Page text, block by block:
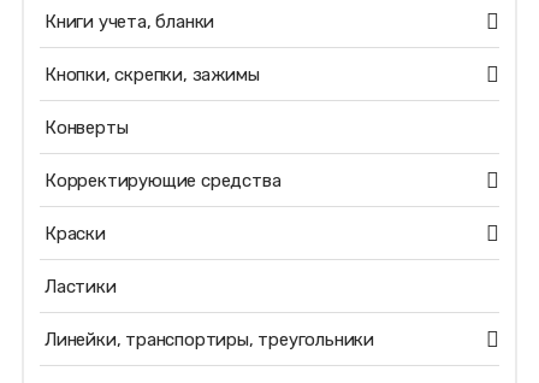
Книги учета, бланки
Кнопки, скрепки, зажимы
Конверты
Корректирующие средства
Краски
Ластики
Линейки, транспортиры, треугольники